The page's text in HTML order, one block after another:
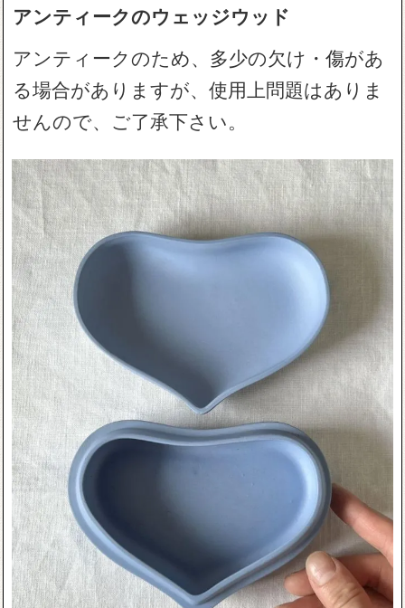
アンティークのウェッジウッド
アンティークのため、多少の欠け・傷があ
る場合がありますが、使用上問題はありま
せんので、ご了承下さい。